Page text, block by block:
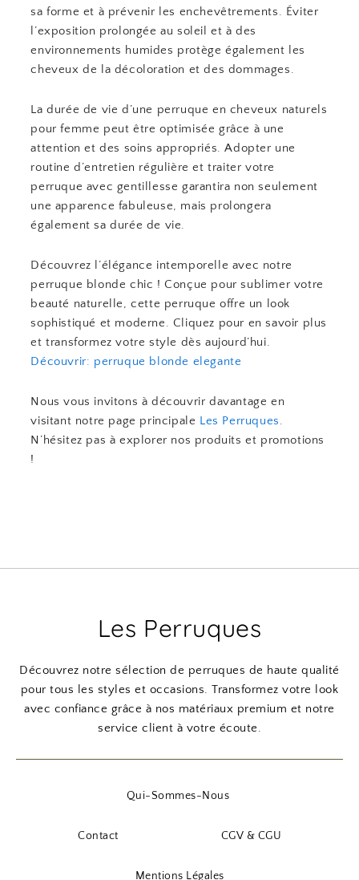
sa forme et à prévenir les enchevêtrements. Éviter
l’exposition prolongée au soleil et à des
environnements humides protège également les
cheveux de la décoloration et des dommages.
La durée de vie d’une perruque en cheveux naturels
pour femme peut être optimisée grâce à une
attention et des soins appropriés. Adopter une
routine d’entretien régulière et traiter votre
perruque avec gentillesse garantira non seulement
une apparence fabuleuse, mais prolongera
également sa durée de vie.
Découvrez l’élégance intemporelle avec notre
perruque blonde chic ! Conçue pour sublimer votre
beauté naturelle, cette perruque offre un look
sophistiqué et moderne. Cliquez pour en savoir plus
et transformez votre style dès aujourd’hui.
Découvrir: perruque blonde elegante
Nous vous invitons à découvrir davantage en
visitant notre page principale Les Perruques.
N’hésitez pas à explorer nos produits et promotions
!
Les Perruques
Découvrez notre sélection de perruques de haute qualité
pour tous les styles et occasions. Transformez votre look
avec confiance grâce à nos matériaux premium et notre
service client à votre écoute.
Qui-Sommes-Nous
Contact CGV & CGU
Mentions Légales